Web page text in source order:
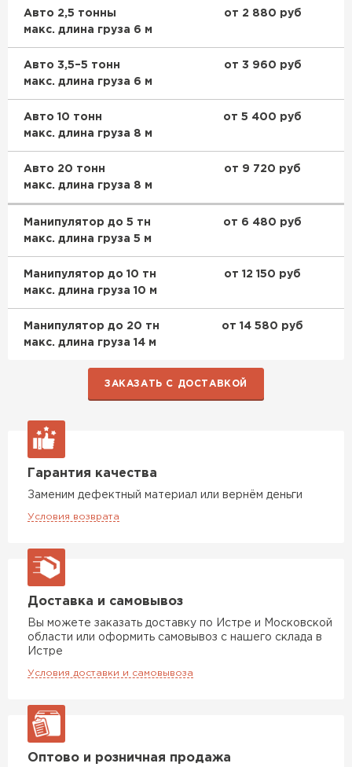
Авто 2,5 тонны
макс. длина груза 6 м
от 2 880 руб
Авто 3,5–5 тонн
макс. длина груза 6 м
от 3 960 руб
Авто 10 тонн
макс. длина груза 8 м
от 5 400 руб
Авто 20 тонн
макс. длина груза 8 м
от 9 720 руб
Манипулятор до 5 тн
макс. длина груза 5 м
от 6 480 руб
Манипулятор до 10 тн
макс. длина груза 10 м
от 12 150 руб
Манипулятор до 20 тн
макс. длина груза 14 м
от 14 580 руб
ЗАКАЗАТЬ С ДОСТАВКОЙ
Гарантия качества
Заменим дефектный материал или вернём деньги
Условия возврата
Доставка и самовывоз
Вы можете заказать доставку по Истре и Московской
области или оформить самовывоз с нашего склада в
Истре
Условия доставки и самовывоза
Оптово и розничная продажа